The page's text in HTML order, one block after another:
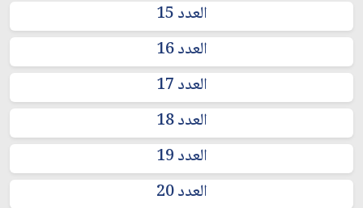
العدد 15
العدد 16
العدد 17
العدد 18
العدد 19
العدد 20